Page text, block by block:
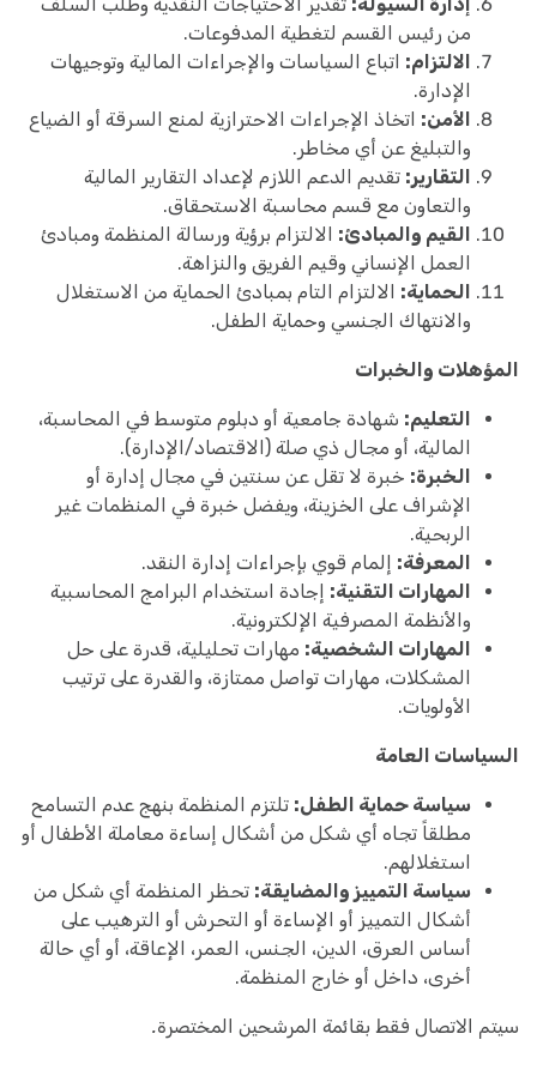
من رئيس القسم لتغطية المدفوعات.
الالتزام: اتباع السياسات والإجراءات المالية وتوجيهات
الإدارة.
الأمن: اتخاذ الإجراءات الاحترازية لمنع السرقة أو الضياع
والتبليغ عن أي مخاطر.
التقارير: تقديم الدعم اللازم لإعداد التقارير المالية
والتعاون مع قسم محاسبة الاستحقاق.
القيم والمبادئ: الالتزام برؤية ورسالة المنظمة ومبادئ
العمل الإنساني وقيم الفريق والنزاهة.
الحماية: الالتزام التام بمبادئ الحماية من الاستغلال
والانتهاك الجنسي وحماية الطفل.
المؤهلات والخبرات
التعليم: شهادة جامعية أو دبلوم متوسط في المحاسبة،
المالية، أو مجال ذي صلة (الاقتصاد/الإدارة).
الخبرة: خبرة لا تقل عن سنتين في مجال إدارة أو
الإشراف على الخزينة، ويفضل خبرة في المنظمات غير
الربحية.
المعرفة: إلمام قوي بإجراءات إدارة النقد.
المهارات التقنية: إجادة استخدام البرامج المحاسبية
والأنظمة المصرفية الإلكترونية.
المهارات الشخصية: مهارات تحليلية، قدرة على حل
المشكلات، مهارات تواصل ممتازة، والقدرة على ترتيب
الأولويات.
السياسات العامة
سياسة حماية الطفل: تلتزم المنظمة بنهج عدم التسامح
مطلقاً تجاه أي شكل من أشكال إساءة معاملة الأطفال أو
استغلالهم.
سياسة التمييز والمضايقة: تحظر المنظمة أي شكل من
أشكال التمييز أو الإساءة أو التحرش أو الترهيب على
أساس العرق، الدين، الجنس، العمر، الإعاقة، أو أي حالة
أخرى، داخل أو خارج المنظمة.
سيتم الاتصال فقط بقائمة المرشحين المختصرة.